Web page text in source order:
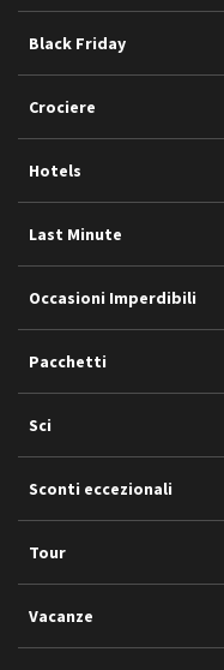
Black Friday
Crociere
Hotels
Last Minute
Occasioni Imperdibili
Pacchetti
Sci
Sconti eccezionali
Tour
Vacanze